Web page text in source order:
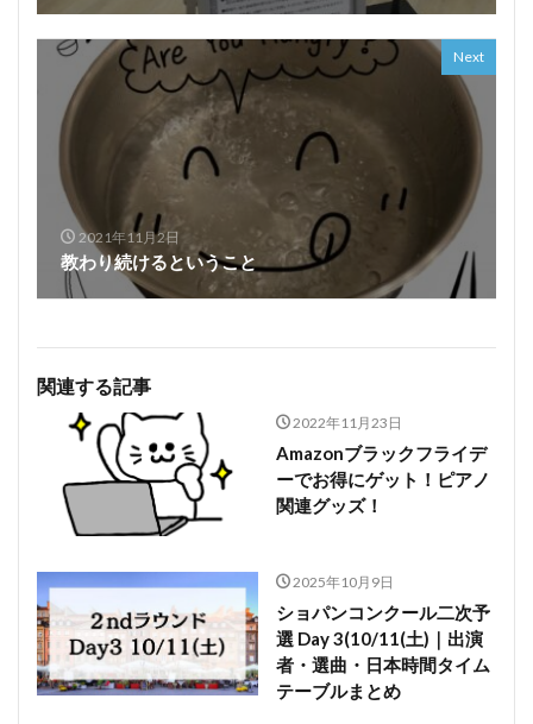
Next
2021年11月2日
教わり続けるということ
関連する記事
2022年11月23日
Amazonブラックフライデ
ーでお得にゲット！ピアノ
関連グッズ！
2025年10月9日
ショパンコンクール二次予
選 Day 3(10/11(土)｜出演
者・選曲・日本時間タイム
テーブルまとめ